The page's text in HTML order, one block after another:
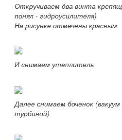
Откручиваем два винта
понял - гидроусилителя)
На рисунке отмечены красным
И снимаем утеплитель
Далее снимаем боченок
турбиной)